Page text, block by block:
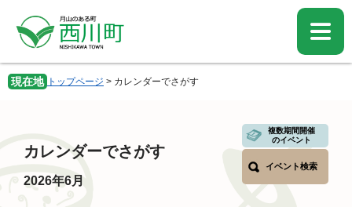
先
頭
を
飛
現在地 トップページ > カレンダーでさがす
文
カレンダーでさがす
複数期間開催
のイベント
イベント検索
2026年6月